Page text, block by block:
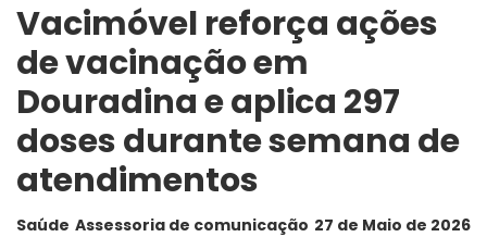
Vacimóvel reforça ações
de vacinação em
Douradina e aplica 297
doses durante semana de
atendimentos
Saúde Assessoria de comunicação 27 de Maio de 2026